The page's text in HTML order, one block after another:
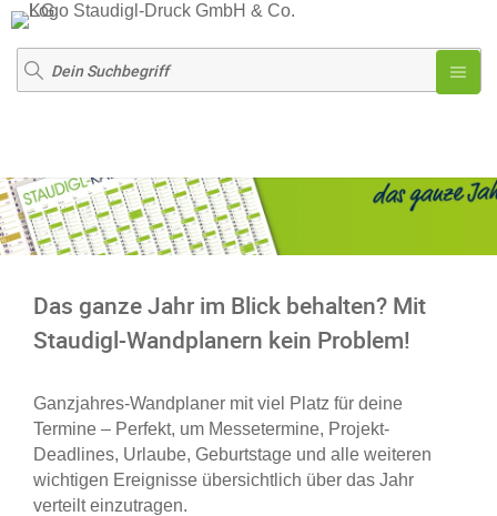
Das ganze Jahr im Blick behalten? Mit
Staudigl-Wandplanern kein Problem!
Ganzjahres-Wandplaner mit viel Platz für deine
Termine – Perfekt, um Messetermine, Projekt-
Deadlines, Urlaube, Geburtstage und alle weiteren
wichtigen Ereignisse übersichtlich über das Jahr
verteilt einzutragen.